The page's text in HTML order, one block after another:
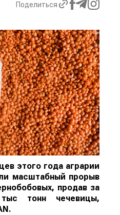
Поделиться
этого года аграрии
масштабный прорыв
продав за
тонн чечевицы,
.